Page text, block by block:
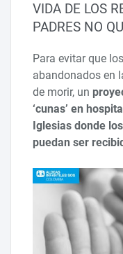
VIDA DE LOS
PADRES NO
Para evitar que
abandonados en
de morir, un
‘cunas’ en
Iglesias donde
puedan ser